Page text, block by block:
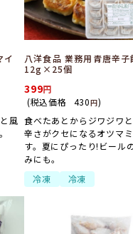
イ
風
八洋食品 業務用青唐辛子
12g×25個
399
(税込価格 430円)
食べたあとからジワジワ
辛さがクセになるオツマ
す。夏にぴったり!ビール
みにも。
冷凍
冷凍